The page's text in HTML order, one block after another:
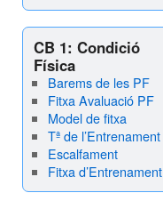
CB 1: Condició
Física
Barems de les PF
Fitxa Avaluació PF
Model de fitxa
Tª de l’Entrenament
Escalfament
Fitxa d’Entrenament